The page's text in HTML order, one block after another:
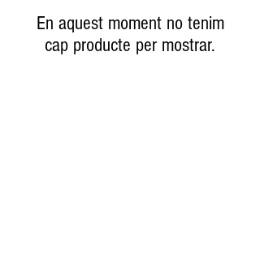
En aquest moment no tenim
cap producte per mostrar.